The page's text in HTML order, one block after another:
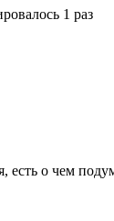
1 раз
есть о чем